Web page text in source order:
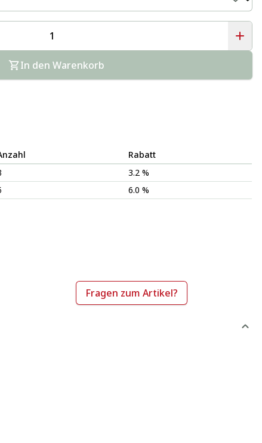
In den Warenkorb
Rabatt
3.2 %
6.0 %
Fragen zum Artikel?